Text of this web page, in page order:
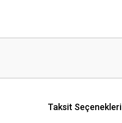
Taksit Seçenekleri